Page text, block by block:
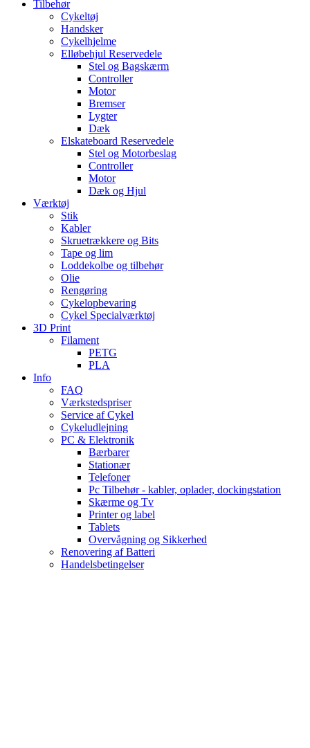
Tilbehør
Cykeltøj
Handsker
Cykelhjelme
Elløbehjul Reservedele
Stel og Bagskærm
Controller
Motor
Bremser
Lygter
Dæk
Elskateboard Reservedele
Stel og Motorbeslag
Controller
Motor
Dæk og Hjul
Værktøj
Stik
Kabler
Skruetrækkere og Bits
Tape og lim
Loddekolbe og tilbehør
Olie
Rengøring
Cykelopbevaring
Cykel Specialværktøj
3D Print
Filament
PETG
PLA
Info
FAQ
Værkstedspriser
Service af Cykel
Cykeludlejning
PC & Elektronik
Bærbarer
Stationær
Telefoner
Pc Tilbehør - kabler, oplader, dockingstation
Skærme og Tv
Printer og label
Tablets
Overvågning og Sikkerhed
Renovering af Batteri
Handelsbetingelser